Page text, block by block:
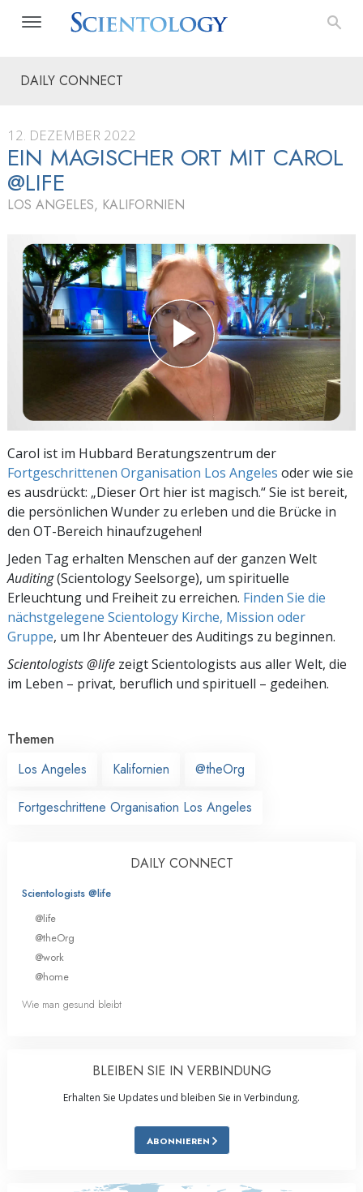
DAILY CONNECT
12. DEZEMBER 2022
EIN MAGISCHER ORT MIT CAROL
@LIFE
LOS ANGELES, KALIFORNIEN
Carol ist im Hubbard Beratungszentrum der
Fortgeschrittenen Organisation Los Angeles oder wie sie
es ausdrückt: „Dieser Ort hier ist magisch.“ Sie ist bereit,
die persönlichen Wunder zu erleben und die Brücke in
den OT-Bereich hinaufzugehen!
Jeden Tag erhalten Menschen auf der ganzen Welt
Auditing(Scientology Seelsorge), um spirituelle
Erleuchtung und Freiheit zu erreichen. Finden Sie die
nächstgelegene Scientology Kirche, Mission oder
Gruppe, um Ihr Abenteuer des Auditings zu beginnen.
Scientologists @life zeigt Scientologists aus aller Welt, die
im Leben – privat, beruflich und spirituell – gedeihen.
Themen
Los Angeles
Kalifornien @theOrg
Fortgeschrittene Organisation Los Angeles
DAILY CONNECT
Scientologists @life
@life
@theOrg
@work
@home
Wie man gesund bleibt
BLEIBEN SIE IN VERBINDUNG
Erhalten Sie Updates und bleiben Sie in Verbindung.
ABONNIEREN